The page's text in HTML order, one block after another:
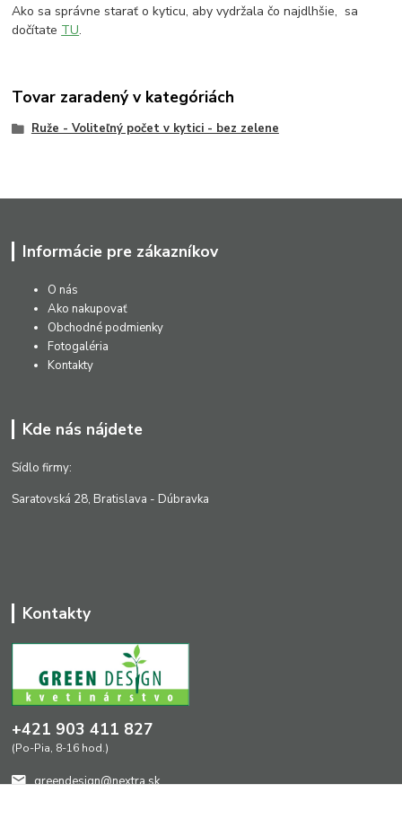
Ako sa správne starať o kyticu, aby vydržala čo najdlhšie, sa
dočítate TU.
Tovar zaradený v kategóriách
Ruže - Voliteľný počet v kytici - bez zelene
Informácie pre zákazníkov
O nás
Ako nakupovať
Obchodné podmienky
Fotogaléria
Kontakty
Kde nás nájdete
Sídlo firmy:
Saratovská 28, Bratislava - Dúbravka
Kontakty
+421 903 411 827
(Po-Pia, 8-16 hod.)
greendesign@nextra.sk